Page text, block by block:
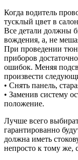
Когда водитель
тусклый цвет в
Все детали должны
вождения, а, не
При проведении
приборов
ошибок. Меняя
произвести
• Снять панель,
• Заменив систему
положение.
Лучше всего
гарантированно
должна иметь
непросто к тому же,